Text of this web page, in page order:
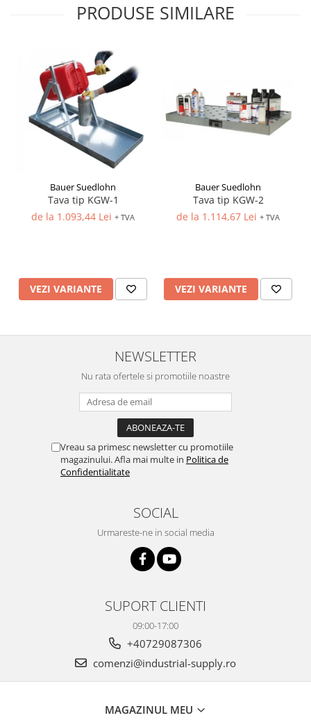
PRODUSE SIMILARE
Bauer Suedlohn
Tava tip KGW-1
de la 1.093,44 Lei + TVA
VEZI VARIANTE
Bauer Suedlohn
Tava tip KGW-2
de la 1.114,67 Lei + TVA
VEZI VARIANTE
NEWSLETTER
Nu rata ofertele si promotiile noastre
Vreau sa primesc newsletter cu promotiile
magazinului. Afla mai multe in Politica de
Confidentialitate
SOCIAL
Urmareste-ne in social media
SUPORT CLIENTI
09:00-17:00
+40729087306
comenzi@industrial-supply.ro
MAGAZINUL MEU